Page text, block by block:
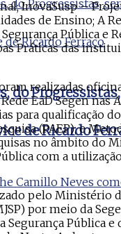
do
de Ricardo
InovaSusp –
de Ensino; A
Pública e
Práticas das
realizadas
EaD Segen nas
para qualificação
(PAEP); e
no âmbito do
com a
pelo Ministério
por meio da
Segurança Pública e